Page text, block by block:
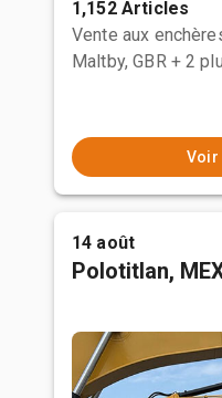
1,152 Articles
Vente aux
Maltby, GBR + 2
Voir
14 août
Polotitlan,